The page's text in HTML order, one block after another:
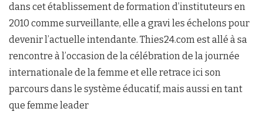
dans cet établissement de formation d’instituteurs en
2010 comme surveillante, elle a gravi les échelons pour
devenir l’actuelle intendante. Thies24.com est allé à sa
rencontre à l’occasion de la célébration de la journée
internationale de la femme et elle retrace ici son
parcours dans le système éducatif, mais aussi en tant
que femme leader